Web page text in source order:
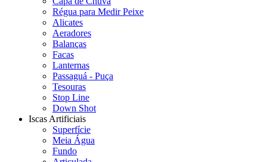
Régua para Medir Peixe
Alicates
Aeradores
Balanças
Facas
Lanternas
Passaguá - Puça
Tesouras
Stop Line
Down Shot
Iscas Artificiais
Superfície
Meia Água
Fundo